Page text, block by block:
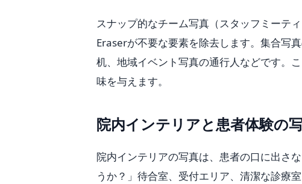
スナップ的なチーム写真（スタッフミーテ
Eraserが不要な要素を除去します。集合写
机、地域イベント写真の通行人などです。
味を与えます。
院内インテリアと患者体験の
院内インテリアの写真は、患者の口に出さ
うか？」待合室、受付エリア、清潔な診療